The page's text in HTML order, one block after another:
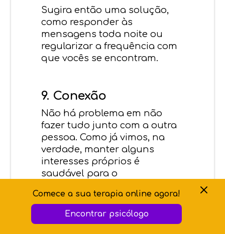
Sugira então uma solução,
como responder às
mensagens toda noite ou
regularizar a frequência com
que vocês se encontram.
9. Conexão
Não há problema em não
fazertudo junto com a outra
pessoa. Como já vimos, na
verdade, manter alguns
interesses próprios é
saudável para o
bem-estar emocional.
Mas você provavelmente
Comece a sua terapia online agora!
Encontrar psicólogo